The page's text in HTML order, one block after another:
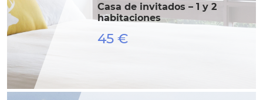
Casa de invitados – 1 y 2
habitaciones
45 €